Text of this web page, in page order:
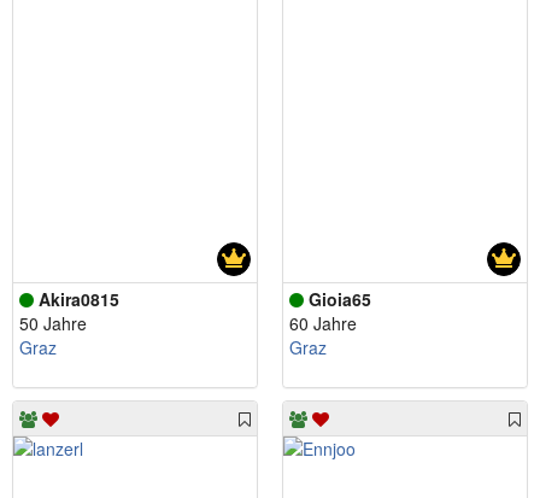
Akira0815
50 Jahre
Graz
Gioia65
60 Jahre
Graz